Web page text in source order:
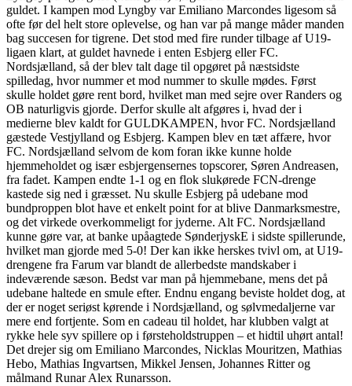
guldet. I kampen mod Lyngby var Emiliano Marcondes ligesom så
ofte før del helt store oplevelse, og han var på mange måder manden
bag succesen for tigrene. Det stod med fire runder tilbage af U19-
ligaen klart, at guldet havnede i enten Esbjerg eller FC.
Nordsjælland, så der blev talt dage til opgøret på næstsidste
spilledag, hvor nummer et mod nummer to skulle mødes. Først
skulle holdet gøre rent bord, hvilket man med sejre over Randers og
OB naturligvis gjorde. Derfor skulle alt afgøres i, hvad der i
medierne blev kaldt for GULDKAMPEN, hvor FC. Nordsjælland
gæstede Vestjylland og Esbjerg. Kampen blev en tæt affære, hvor
FC. Nordsjælland selvom de kom foran ikke kunne holde
hjemmeholdet og især esbjergensernes topscorer, Søren Andreasen,
fra fadet. Kampen endte 1-1 og en flok slukørede FCN-drenge
kastede sig ned i græsset. Nu skulle Esbjerg på udebane mod
bundproppen blot have et enkelt point for at blive Danmarksmestre,
og det virkede overkommeligt for jyderne. Alt FC. Nordsjælland
kunne gøre var, at banke upåagtede SønderjyskE i sidste spillerunde,
hvilket man gjorde med 5-0! Der kan ikke herskes tvivl om, at U19-
drengene fra Farum var blandt de allerbedste mandskaber i
indeværende sæson. Bedst var man på hjemmebane, mens det på
udebane haltede en smule efter. Endnu engang beviste holdet dog, at
der er noget seriøst kørende i Nordsjælland, og sølvmedaljerne var
mere end fortjente. Som en cadeau til holdet, har klubben valgt at
rykke hele syv spillere op i førsteholdstruppen – et hidtil uhørt antal!
Det drejer sig om Emiliano Marcondes, Nicklas Mouritzen, Mathias
Hebo, Mathias Ingvartsen, Mikkel Jensen, Johannes Ritter og
målmand Runar Alex Runarsson.